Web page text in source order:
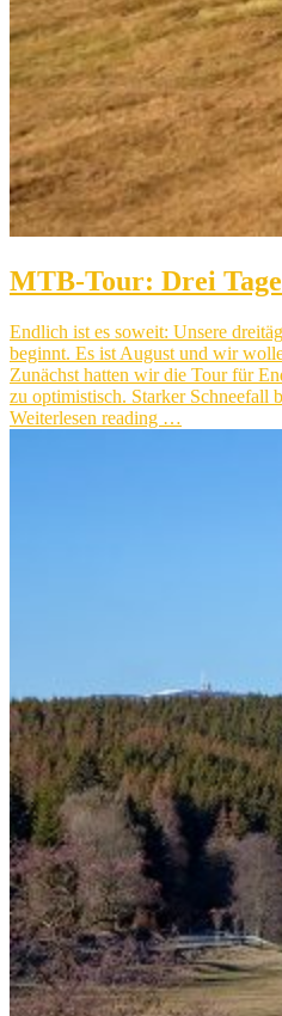
MTB-Tour: Drei
Endlich ist es soweit: Unsere
beginnt. Es ist August und wir
Zunächst hatten wir die Tour für
zu optimistisch. Starker
Weiterlesen reading …